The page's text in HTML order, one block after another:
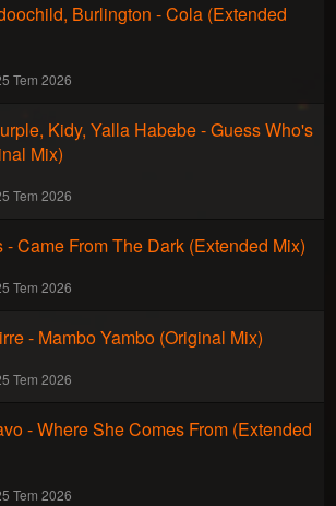
Burlington - Cola (Extended
Tem 2026
Kidy, Yalla Habebe - Guess Who's
Mix)
Tem 2026
- Came From The Dark (Extended Mix)
Tem 2026
- Mambo Yambo (Original Mix)
Tem 2026
- Where She Comes From (Extended
Tem 2026